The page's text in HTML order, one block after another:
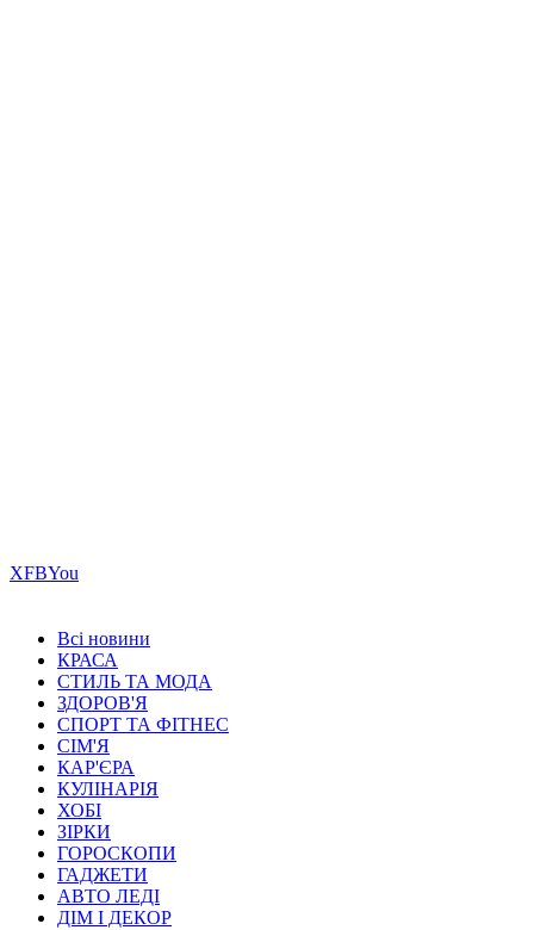
ХFBYou
Всі новини
КРАСА
СТИЛЬ ТА МОДА
ЗДОРОВ'Я
СПОРТ ТА ФІТНЕС
СІМ'Я
КАР'ЄРА
КУЛІНАРІЯ
ХОБІ
ЗІРКИ
ГОРОСКОПИ
ГАДЖЕТИ
АВТО ЛЕДІ
ДІМ І ДЕКОР